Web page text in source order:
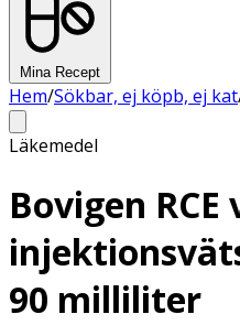
Mina Recept
Hem/Sökbar, ej köpb, ej kat
Läkemedel
Bovigen RCE
90 milliliter